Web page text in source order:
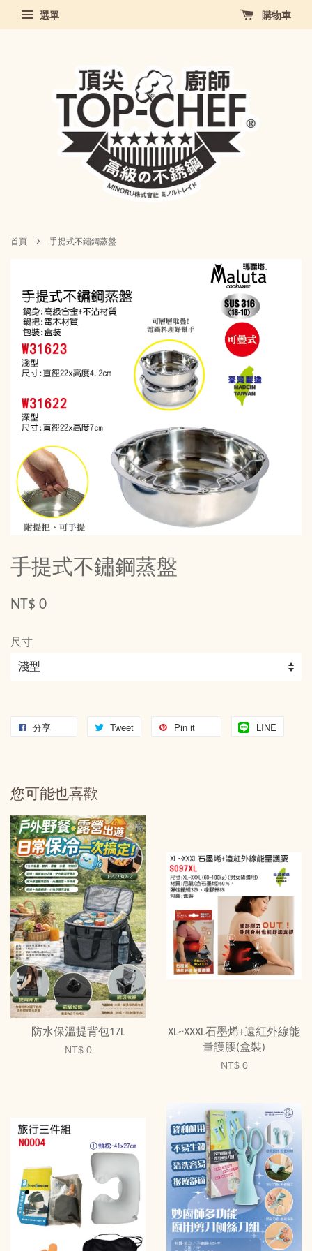
選單 購物車
首頁 › 手提式不鏽鋼蒸盤
手提式不鏽鋼蒸盤
NT$ 0
尺寸
分享 Tweet Pin it LINE
您可能也喜歡
防水保溫提背包17L
NT$ 0
XL~XXXL石墨烯+遠紅外線能
量護腰(盒裝)
NT$ 0